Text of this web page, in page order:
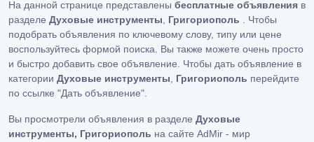
На данной странице представлены бесплатные объявления в
разделе Духовые инструменты Григориополь . Чтобы
подобрать объявления по ключевому слову, типу или цене
воспользуйтесь формой поиска. Вы также можете очень просто
и быстро добавить свое объявление. Чтобы дать объявление в
категории Духовые инструменты Григориополь перейдите
по ссылке "Дать объявление"
Вы просмотрели объявления в разделе Духовые
инструменты, Григориополь на сайте AdMir - мир